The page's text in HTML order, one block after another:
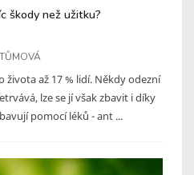
škody než užitku?
až 17 % lidí. Někdy odezní
lze se jí však zbavit i díky
pomocí léků - ant ...